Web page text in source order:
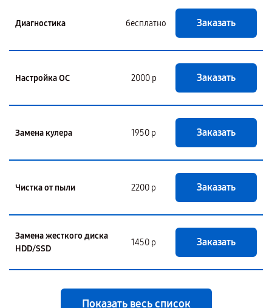
Диагностика бесплатно Заказать
Настройка ОС 2000 р Заказать
Замена кулера 1950 р Заказать
Чистка от пыли 2200 р Заказать
Замена жесткого диска
HDD/SSD
1450 р Заказать
Показать весь список